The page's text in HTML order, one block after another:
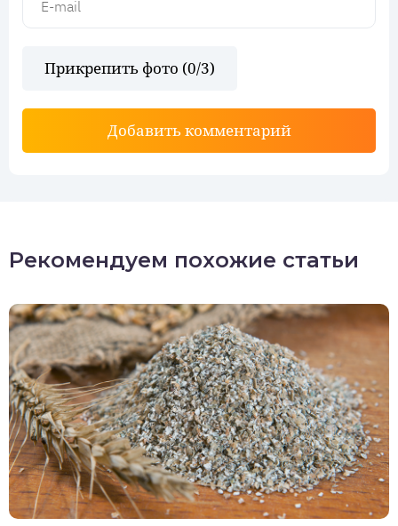
Прикрепить фото (0/3)
Добавить комментарий
Рекомендуем похожие статьи